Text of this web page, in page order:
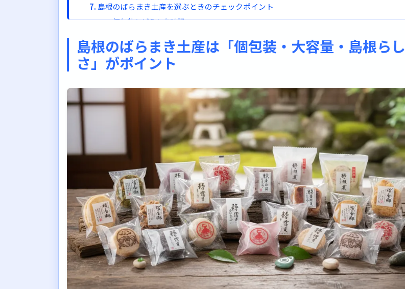
島根のばらまき土産を選ぶときのチェックポイント
個包装かどうかを確認
日持ちを確認
購入場所を事前にチェック
島根のばらまき土産は「個包装・大容量・島根らし
さ」がポイント